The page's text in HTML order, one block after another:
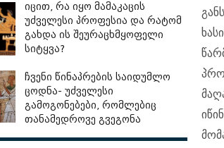
იცით, რა იყო მამაკაცის
უძველესი პროფესია და რატომ
გახდა ის შეურაცხმყოფელი
სიტყვა?
ჩვენი წინაპრების საიდუმლო
ცოდნა- უძველესი
გამოგონებები, რომლებიც
თანამედროვე გვეგონა